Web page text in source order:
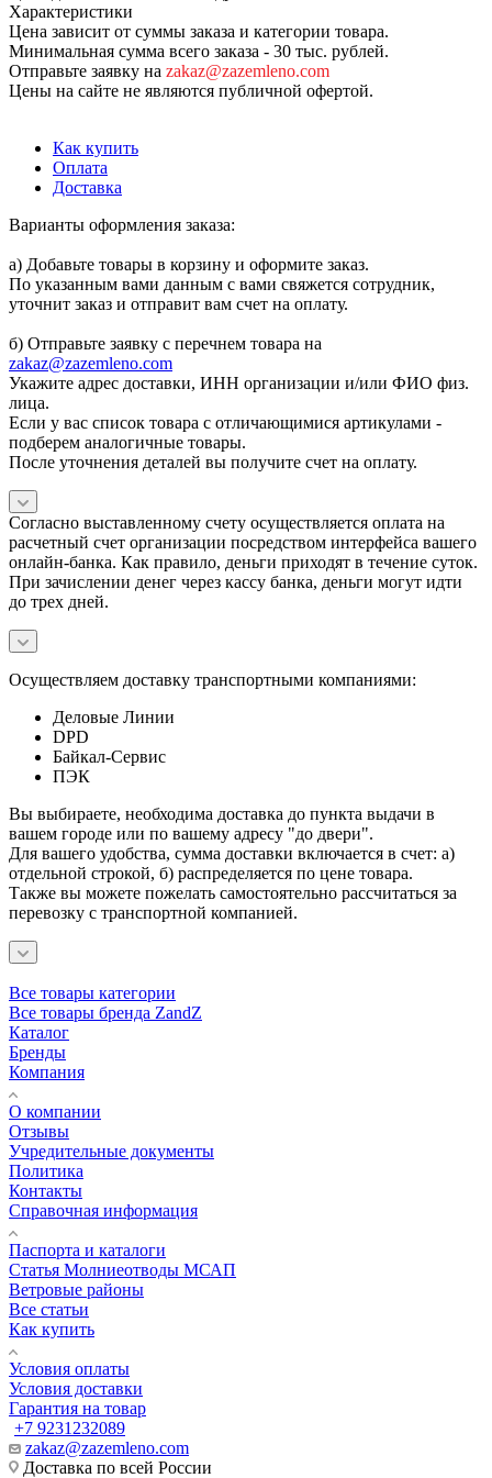
Характеристики
Цена зависит от суммы заказа и категории товара.
Минимальная сумма всего заказа - 30 тыс. рублей.
Отправьте заявку на zakaz@zazemleno.com
Цены на сайте не являются публичной офертой.
Как купить
Оплата
Доставка
Варианты оформления заказа:
а) Добавьте товары в корзину и оформите заказ.
По указанным вами данным с вами свяжется сотрудник,
уточнит заказ и отправит вам счет на оплату.
б) Отправьте заявку с перечнем товара на
zakaz@zazemleno.com
Укажите адрес доставки, ИНН организации и/или ФИО физ.
лица.
Если у вас список товара с отличающимися артикулами -
подберем аналогичные товары.
После уточнения деталей вы получите счет на оплату.
Согласно выставленному счету осуществляется оплата на
расчетный счет организации посредством интерфейса вашего
онлайн-банка. Как правило, деньги приходят в течение суток.
При зачислении денег через кассу банка, деньги могут идти
до трех дней.
Осуществляем доставку транспортными компаниями:
Деловые Линии
DPD
Байкал-Сервис
ПЭК
Вы выбираете, необходима доставка до пункта выдачи в
вашем городе или по вашему адресу "до двери".
Для вашего удобства, сумма доставки включается в счет: а)
отдельной строкой, б) распределяется по цене товара.
Также вы можете пожелать самостоятельно рассчитаться за
перевозку с транспортной компанией.
Все товары категории
Все товары бренда ZandZ
Каталог
Бренды
Компания
О компании
Отзывы
Учредительные документы
Политика
Контакты
Справочная информация
Паспорта и каталоги
Статья Молниеотводы МСАП
Ветровые районы
Все статьи
Как купить
Условия оплаты
Условия доставки
Гарантия на товар
+7 9231232089
zakaz@zazemleno.com
Доставка по всей России